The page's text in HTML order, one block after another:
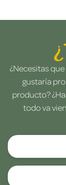
¿Necesitas
gustaría
producto?
todo va